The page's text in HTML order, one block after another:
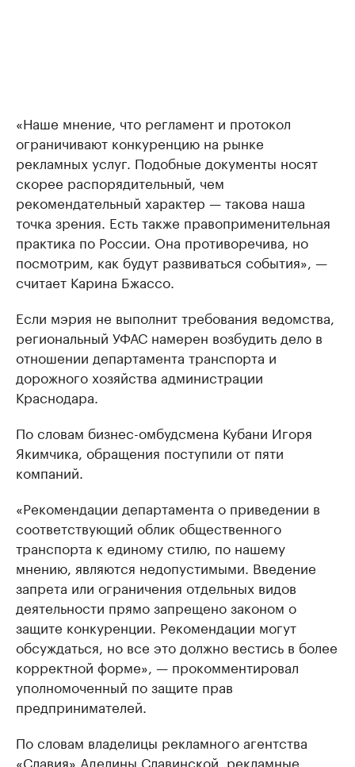
«Наше мнение, что регламент и протокол
ограничивают конкуренцию на рынке
рекламных услуг. Подобные документы носят
скорее распорядительный, чем
рекомендательный характер — такова наша
точка зрения. Есть также правоприменительная
практика по России. Она противоречива, но
посмотрим, как будут развиваться события», —
считает Карина Бжассо.
Если мэрия не выполнит требования ведомства,
региональный УФАС намерен возбудить дело в
отношении департамента транспорта и
дорожного хозяйства администрации
Краснодара.
По словам бизнес-омбудсмена Кубани Игоря
Якимчика, обращения поступили от пяти
компаний.
«Рекомендации департамента о приведении в
соответствующий облик общественного
транспорта к единому стилю, по нашему
мнению, являются недопустимыми. Введение
запрета или ограничения отдельных видов
деятельности прямо запрещено законом о
защите конкуренции. Рекомендации могут
обсуждаться, но все это должно вестись в более
корректной форме», — прокомментировал
уполномоченный по защите прав
предпринимателей.
По словам владелицы рекламного агентства
«Славия» Аделины Славинской, рекламные